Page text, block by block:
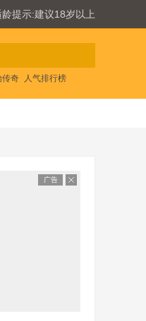
龄提示:建议18岁以上
传奇 人气排行榜